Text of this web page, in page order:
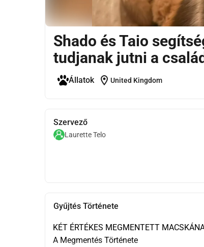
Shado és Taio
tudjanak jutni a
Állatok location_on United Kingdom
Szervező
Laurette Telo
Gyűjtés Története
KÉT ÉRTÉKES MEGMENTETT
A Megmentés Története